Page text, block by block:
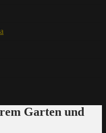
Garten und